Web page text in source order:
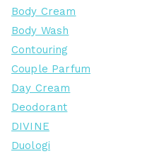
Body Cream
Body Wash
Contouring
Couple Parfum
Day Cream
Deodorant
DIVINE
Duologi